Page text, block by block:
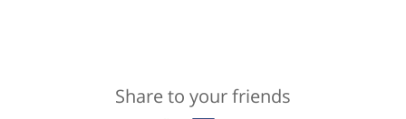
Share to your friends